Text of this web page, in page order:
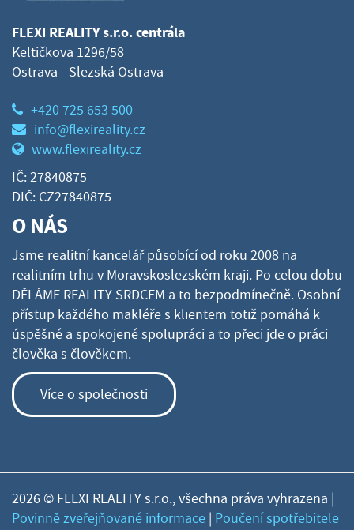
FLEXI REALITY s.r.o. centrála
Keltičkova 1296/58
Ostrava - Slezská Ostrava
+420 725 653 500
info@flexireality.cz
www.flexireality.cz
IČ: 27840875
DIČ: CZ27840875
O NÁS
Jsme realitní kancelář působící od roku 2008 na
realitním trhu v Moravskoslezském kraji. Po celou dobu
DĚLÁME REALITY SRDCEM a to bezpodmínečně. Osobní
přístup každého makléře s klientem totiž pomáhá k
úspěšné a spokojené spolupráci a to přeci jde o práci
člověka s člověkem.
Více o společnosti
2026 © FLEXI REALITY s.r.o., všechna práva vyhrazena |
Povinně zveřejňované informace | Poučení spotřebitele